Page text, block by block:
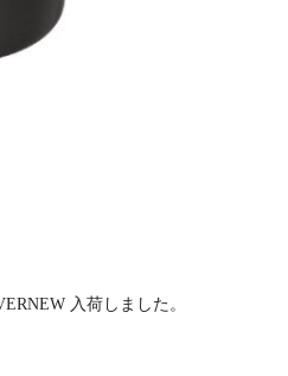
入荷しました。